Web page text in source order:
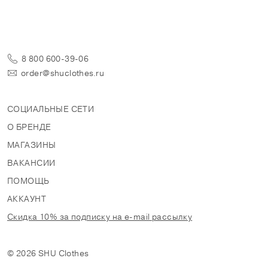
8 800 600-39-06
order@shuclothes.ru
СОЦИАЛЬНЫЕ СЕТИ
О БРЕНДЕ
МАГАЗИНЫ
ВАКАНСИИ
ПОМОЩЬ
АККАУНТ
Скидка 10% за подписку на e-mail рассылку
© 2026 SHU Clothes